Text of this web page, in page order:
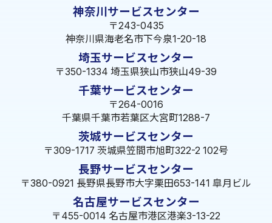
神奈川サービスセンター
〒243-0435
神奈川県海老名市下今泉1-20-18
埼玉サービスセンター
〒350-1334 埼玉県狭山市狭山49-39
千葉サービスセンター
〒264-0016
千葉県千葉市若葉区大宮町1288-7
茨城サービスセンター
〒309-1717 茨城県笠間市旭町322-2 102号
長野サービスセンター
〒380-0921 長野県長野市大字栗田653-141 皐月ビル
名古屋サービスセンター
〒455-0014 名古屋市港区港楽3-13-22